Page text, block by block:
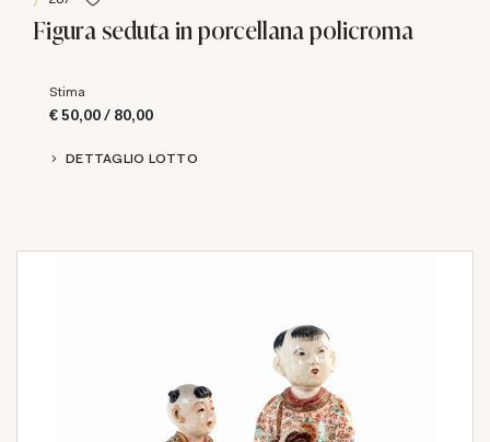
Figura seduta in porcellana policroma
Stima
€ 50,00 / 80,00
DETTAGLIO LOTTO